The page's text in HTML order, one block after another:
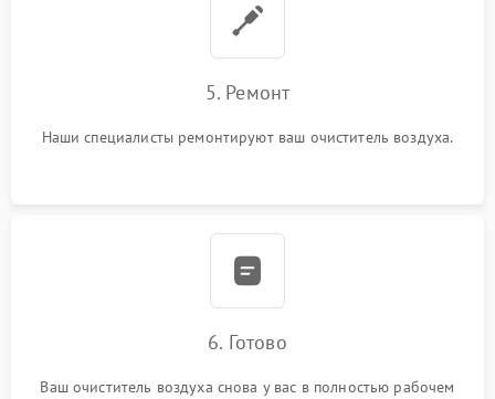
5. Ремонт
Наши специалисты ремонтируют ваш очиститель воздуха.
6. Готово
Ваш очиститель воздуха снова у вас в полностью рабочем